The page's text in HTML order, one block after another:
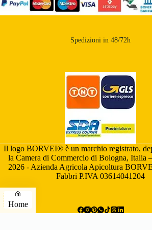
Spedizioni in 48/72h
Il logo BORVEI® è un marchio registrato,
la Camera di Commercio di Bologna, Italia
2026 - Azienda Agricola Apicoltura
Fabbri P.IVA 03614041204
Home